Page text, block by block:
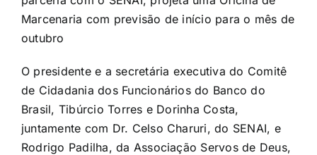
Marcenaria com previsão de início para o mês de
outubro
O presidente e a secretária executiva do Comitê
de Cidadania dos Funcionários do Banco do
Brasil, Tibúrcio Torres e Dorinha Costa,
juntamente com Dr. Celso Charuri, do SENAI, e
Rodrigo Padilha, da Associação Servos de Deus,